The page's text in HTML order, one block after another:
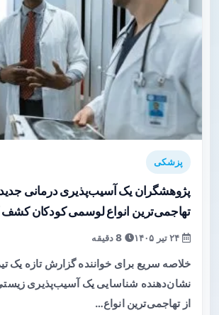
پزشکی
پژوهشگران یک آسیب‌پذیری درمانی جدید
تهاجمی‌ترین انواع لوسمی کودکان کشف
خلاصه سریع برای خواننده گزارش تازه یک
نشان‌دهنده شناسایی یک آسیب‌پذیری
از تهاجمی‌ترین انواع…